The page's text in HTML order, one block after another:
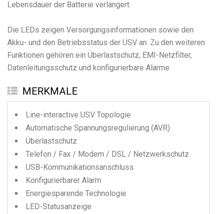
Lebensdauer der Batterie verlängert.
Die LEDs zeigen Versorgungsinformationen sowie den
Akku- und den Betriebsstatus der USV an. Zu den weiteren
Funktionen gehören ein Überlastschutz, EMI-Netzfilter,
Datenleitungsschutz und konfigurierbare Alarme.
MERKMALE
Line-interactive USV Topologie
Automatische Spannungsregulierung (AVR)
Überlastschutz
Telefon / Fax / Modem / DSL / Netzwerkschutz
USB-Kommunikationsanschluss
Konfigurierbarer Alarm
Energiesparende Technologie
LED-Statusanzeige